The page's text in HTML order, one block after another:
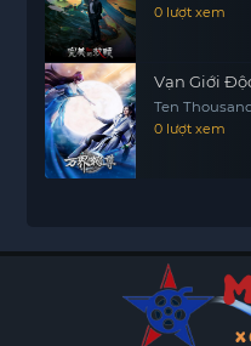
0 lượt xem
Vạn Giới
Ten
0 lượt xem